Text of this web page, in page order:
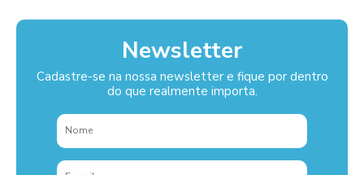
Newsletter
Cadastre-se na nossa newsletter e fique por dentro
do que realmente importa.